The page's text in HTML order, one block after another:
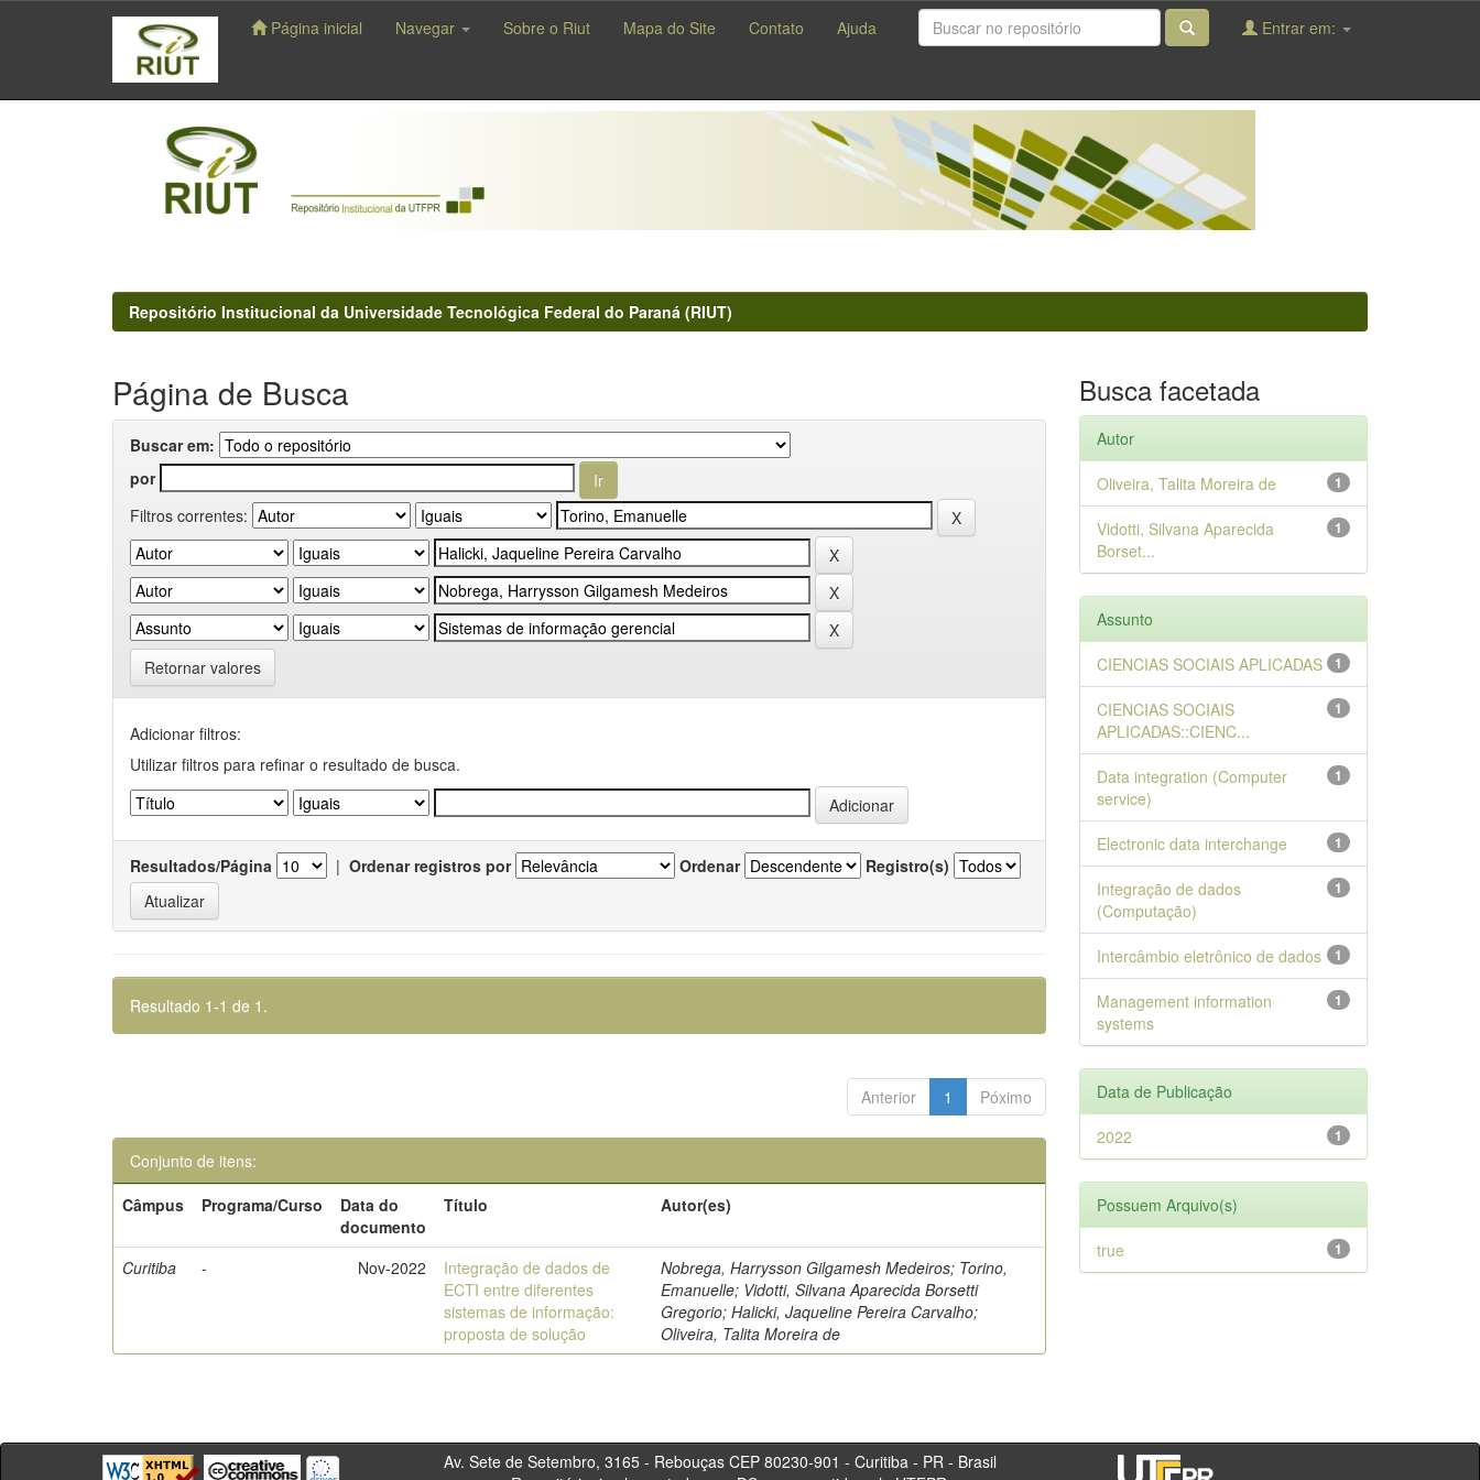
navigation
Página inicial Navegar Sobre o Riut Mapa do Site Contato Ajuda Entrar em:
Repositório Institucional da Universidade Tecnológica Federal do Paraná (RIUT)
Página de Busca
Buscar em:
por
Filtros correntes:
Retornar valores
Adicionar filtros:
Utilizar filtros para refinar o resultado de busca.
Resultados/Página | Ordenar registros por Ordenar Registro(s)
Resultado 1-1 de 1.
Anterior 1 Póximo
Conjunto de itens:
Câmpus
Programa/Curso
Data do
documento
Título Autor(es)
Curitiba - Nov-2022
Integração de dados de
ECTI entre diferentes
sistemas de informação:
proposta de solução
Nobrega, Harrysson Gilgamesh Medeiros; Torino,
Emanuelle; Vidotti, Silvana Aparecida Borsetti
Gregorio; Halicki, Jaqueline Pereira Carvalho;
Oliveira, Talita Moreira de
Busca facetada
Autor
1
Oliveira, Talita Moreira de
1
Vidotti, Silvana Aparecida
Borset...
Assunto
1
CIENCIAS SOCIAIS APLICADAS
1
CIENCIAS SOCIAIS
APLICADAS::CIENC...
1
Data integration (Computer
service)
1
Electronic data interchange
1
Integração de dados
(Computação)
1
Intercâmbio eletrônico de dados
1
Management information
systems
Data de Publicação
1
2022
Possuem Arquivo(s)
1
true
Av. Sete de Setembro, 3165 - Rebouças CEP 80230-901 - Curitiba - PR - Brasil